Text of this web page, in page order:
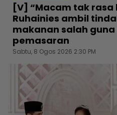
[V] “Macam tak rasa
Ruhainies ambil
makanan salah
pemasaran
Sabtu, 8 Ogos 2026 2:30 PM